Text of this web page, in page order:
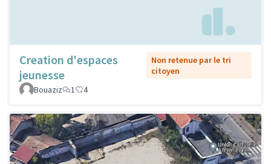
Creation d'espaces
jeunesse
Non retenue par le tri
citoyen
Bouaziz
1 4